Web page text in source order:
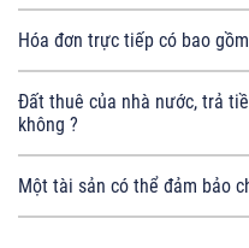
Hóa đơn trực tiếp có bao
Đất thuê của nhà nước, trả
không ?
Một tài sản có thể đảm bảo